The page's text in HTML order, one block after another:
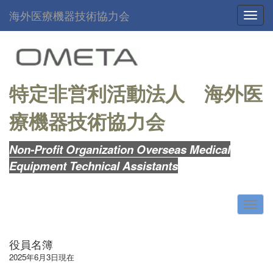
海外医療機器技術協力会
特定非営利活動法人 海外医
療機器技術協力会
Non-Profit Organization Overseas Medical
Equipment Technical Assistants
役員名簿
2025年6月3日現在